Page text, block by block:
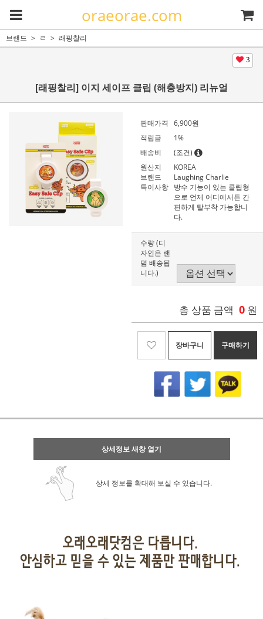
oraeorae.com
브랜드 ㄹ 래핑찰리
3
[래핑찰리] 이지 세이프 클립 (해충방지) 리뉴얼
판매가격 6,900원
적립금
1%
배송비
(조건)
원산지
KOREA
브랜드
Laughing Charlie
특이사항 방수 기능이 있는 클립형
으로 언제 어디에서든 간
편하게 탈부착 가능합니
다.
수량 (디
자인은 랜
덤 배송됩
니다.)
총 상품 금액 0 원
장바구니 구매하기
상세정보 새창 열기
상세 정보를 확대해 보실 수 있습니다.